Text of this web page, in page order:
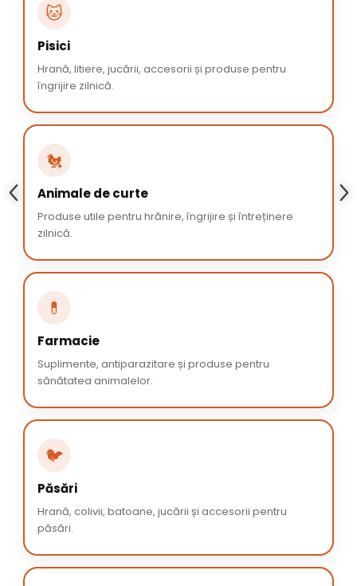
🐱
Pisici
Hrană, litiere, jucării, accesorii și produse pentru
îngrijire zilnică.
🐔
Animale de curte
Produse utile pentru hrănire, îngrijire și întreținere
zilnică.
💊
Farmacie
Suplimente, antiparazitare și produse pentru
sănătatea animalelor.
🐦
Păsări
Hrană, colivii, batoane, jucării și accesorii pentru
păsări.